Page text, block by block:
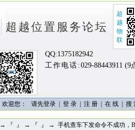
超越位置服务论坛
超
越
物
联
QQ:1375182942
工作电话: 029-88443911 (9
欢迎您： 请先登录 | 登 录 注 册 在 线 搜
→ 『 』 → 『 』 → 手机查车下发命令不成功，